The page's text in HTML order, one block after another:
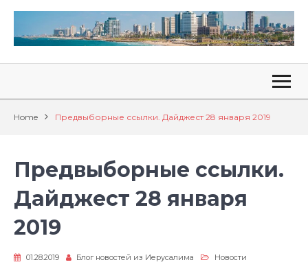
Home Предвыборные ссылки. Дайджест 28 января 2019
Предвыборные ссылки.
Дайджест 28 января
2019
01.28.2019 Блог новостей из Иерусалима Новости